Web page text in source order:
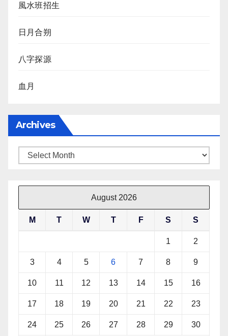
風水班招生
日月合朔
八字探源
血月
Archives
Archives
August 2026
M T W T F S S
1 2
3 4 5 6 7 8 9
10 11 12 13 14 15 16
17 18 19 20 21 22 23
24 25 26 27 28 29 30